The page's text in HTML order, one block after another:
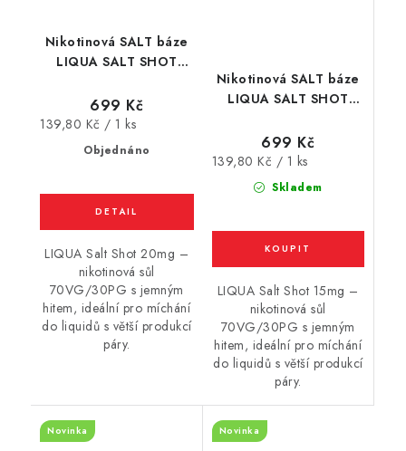
Nikotinová SALT báze
LIQUA SALT SHOT
/ 20mg
Objednáno
699 Kč
Měrná
139,80 Kč / 1 ks
LIQUA Salt Shot 20mg –
nikotinová sůl
70VG/30PG s jemným
hitem, ideální pro míchání
do liquidů s větší produkcí
páry.
Nikotinová SALT báze
LIQUA SALT SHOT
/ 15mg
Skladem
699 Kč
Měrná
139,80 Kč / 1 ks
LIQUA Salt Shot 15mg –
nikotinová sůl
70VG/30PG s jemným
hitem, ideální pro míchání
do liquidů s větší produkcí
páry.
Novinka Novinka